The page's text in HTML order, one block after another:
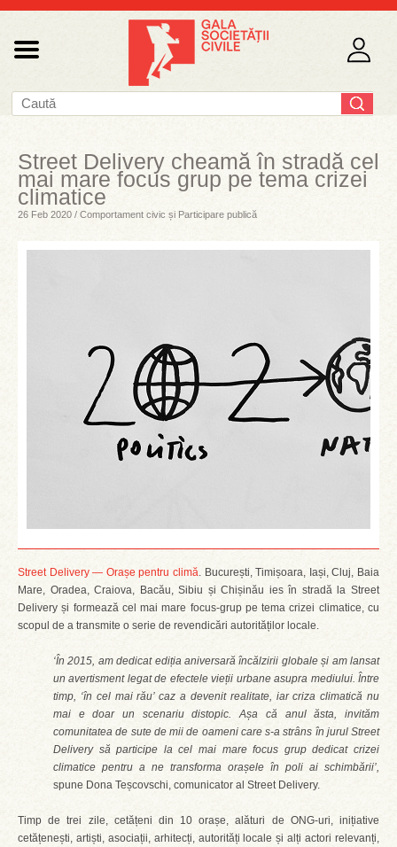
Street Delivery cheamă în stradă cel
mai mare focus grup pe tema crizei
climatice
26 Feb 2020 / Comportament civic și Participare publică
Street Delivery — Orașe pentru climă. București, Timișoara, Iași, Cluj, Baia
Mare, Oradea, Craiova, Bacău, Sibiu și Chișinău ies în stradă la Street
Delivery și formează cel mai mare focus-grup pe tema crizei climatice, cu
scopul de a transmite o serie de revendicări autorităților locale.
‘În 2015, am dedicat ediția aniversară încălzirii globale și am lansat
un avertisment legat de efectele vieții urbane asupra mediului. Între
timp, ‘în cel mai rău’ caz a devenit realitate, iar criza climatică nu
mai e doar un scenariu distopic. Așa că anul ăsta, invităm
comunitatea de sute de mii de oameni care s-a strâns în jurul Street
Delivery să participe la cel mai mare focus grup dedicat crizei
climatice pentru a ne transforma orașele în poli ai schimbării’,
spune Dona Teșcovschi, comunicator al Street Delivery.
Timp de trei zile, cetățeni din 10 orașe, alături de ONG-uri, inițiative
cetățenești, artiști, asociații, arhitecți, autorități locale și alți actori relevanți,